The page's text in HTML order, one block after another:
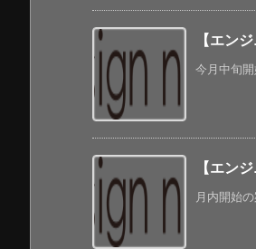
【エン
今月中旬
【エン
月内開始